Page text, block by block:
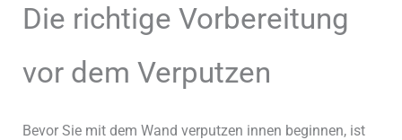
Die richtige Vorbereitung
vor dem Verputzen
Bevor Sie mit dem Wand verputzen innen beginnen, ist